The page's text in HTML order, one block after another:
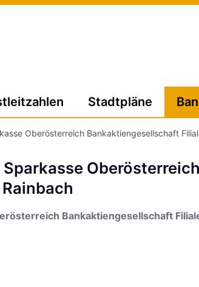
Stadtpläne
Oberösterreich Bankaktiengesellschaft
Bankaktiengesellschaft